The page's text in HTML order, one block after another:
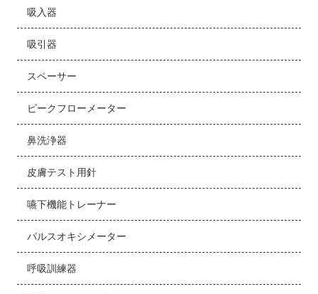
吸入器
吸引器
スペーサー
ピークフローメーター
鼻洗浄器
皮膚テスト用針
嚥下機能トレーナー
パルスオキシメーター
呼吸訓練器